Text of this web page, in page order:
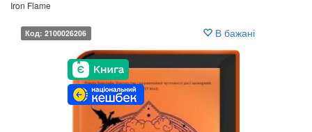
Iron Flame
Код: 2100026206 В бажані